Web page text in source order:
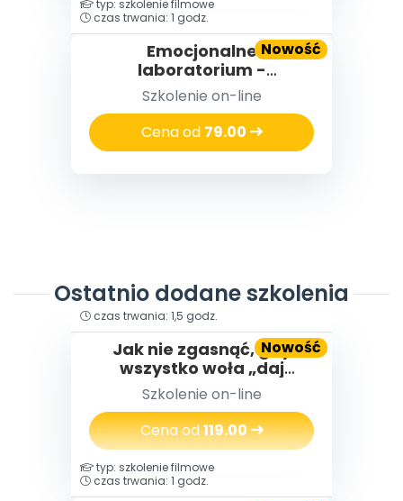
Nowość
typ: szkolenie filmowe
czas trwania: 1 godz.
Emocjonalne
laboratorium -
eksperymenty i zabawy,
które pomagają dzieciom
radzić sobie z emocjami
Szkolenie on-line
Cena od 79.00
Ostatnio dodane szkolenia
Nowość
typ: szkolenie filmowe
czas trwania: 1,5 godz.
Jak nie zgasnąć, gdy
wszystko woła „daj
więcej” – o wypaleniu
zawodowym
nauczycielek i nauczycieli,
którzy za długo byli silni
Szkolenie on-line
Cena od119.00
typ: szkolenie filmowe
czas trwania: 1 godz.